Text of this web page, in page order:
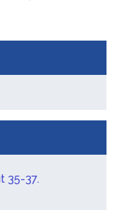
35-37.